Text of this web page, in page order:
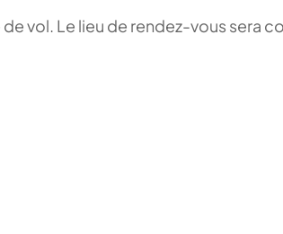
vol. Le lieu de rendez-vous sera